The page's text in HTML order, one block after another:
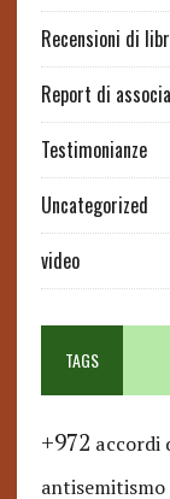
Recensioni di
Report di
Testimonianze
Uncategorized
video
TAGS
+972 accordi
antisemitismo